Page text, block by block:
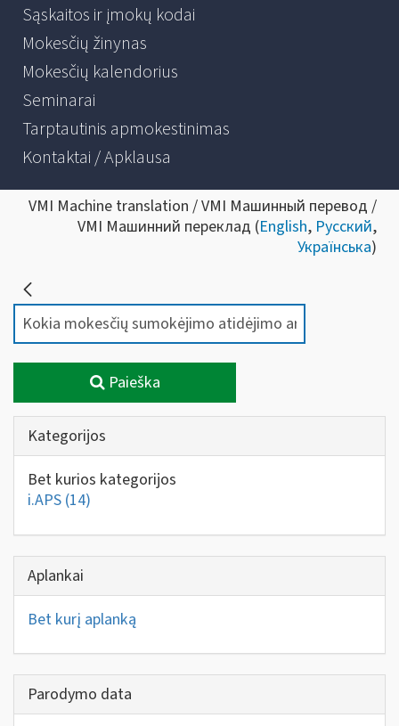
Sąskaitos ir įmokų kodai
Mokesčių žinynas
Mokesčių kalendorius
Seminarai
Tarptautinis apmokestinimas
Kontaktai / Apklausa
VMI Machine translation / VMI Машинный перевод /
VMI Машинний переклад (English, Русский,
Українська)
Paieška
Kategorijos
Bet kurios kategorijos
i.APS (14)
Aplankai
Bet kurį aplanką
Parodymo data